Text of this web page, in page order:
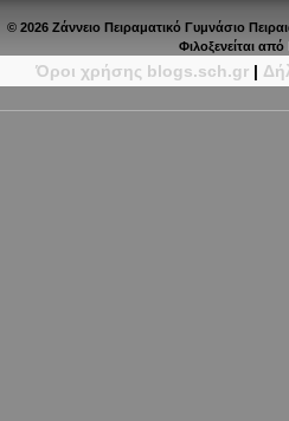
© 2026 Ζάννειο Πειραματικό Γυμνάσιο
Φιλοξενείται από
Όροι χρήσης blogs.sch.gr |